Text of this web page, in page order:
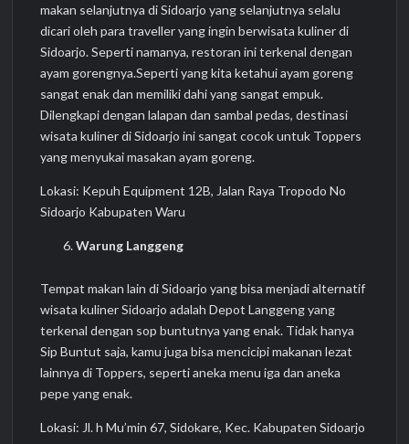
makan selanjutnya di Sidoarjo yang selanjutnya selalu
dicari oleh para traveller yang ingin berwisata kuliner di
Sidoarjo. Seperti namanya, restoran ini terkenal dengan
ayam gorengnya.Seperti yang kita ketahui ayam goreng
sangat enak dan memiliki dahi yang sangat empuk.
Dilengkapi dengan lalapan dan sambal pedas, destinasi
wisata kuliner di Sidoarjo ini sangat cocok untuk Toppers
yang menyukai masakan ayam goreng.
Lokasi: Kepuh Equipment 12B, Jalan Raya Tropodo No
Sidoarjo Kabupaten Waru
Warung Langgeng
Tempat makan lain di Sidoarjo yang bisa menjadi alternatif
wisata kuliner Sidoarjo adalah Depot Langgeng yang
terkenal dengan sop buntutnya yang enak. Tidak hanya
Sip Buntut saja, kamu juga bisa mencicipi makanan lezat
lainnya di Toppers, seperti aneka menu iga dan aneka
pepe yang enak.
Lokasi: Jl. h Mu’min 67, Sidokare, Kec. Kabupaten Sidoarjo